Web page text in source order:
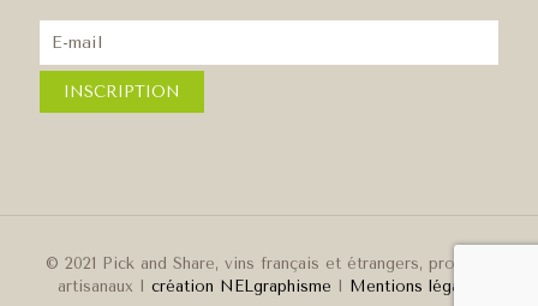
© 2021 Pick and Share, vins français et étrangers, produits
artisanaux I création NELgraphisme Mentions légales